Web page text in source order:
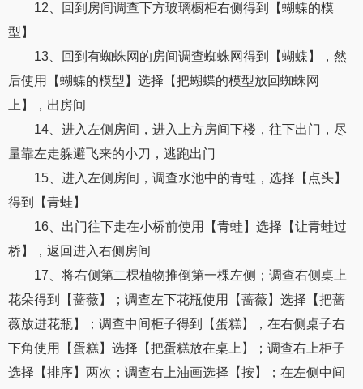
12、回到房间调查下方玻璃橱柜右侧得到【蝴蝶的模
型】
13、回到有蜘蛛网的房间调查蜘蛛网得到【蝴蝶】，然
后使用【蝴蝶的模型】选择【把蝴蝶的模型放回蜘蛛网
上】，出房间
14、进入左侧房间，进入上方房间下楼，往下出门，尽
量靠左走躲避飞来的小刀，逃跑出门
15、进入左侧房间，调查水池中的青蛙，选择【点头】
得到【青蛙】
16、出门往下走在小桥前使用【青蛙】选择【让青蛙过
桥】，返回进入右侧房间
17、将右侧第二棵植物推倒第一棵左侧；调查右侧桌上
花朵得到【蔷薇】；调查左下花瓶使用【蔷薇】选择【把蔷
薇放进花瓶】；调查中间柜子得到【蛋糕】，在右侧桌子右
下角使用【蛋糕】选择【把蛋糕放在桌上】；调查右上柜子
选择【排序】两次；调查右上油画选择【按】；在左侧中间